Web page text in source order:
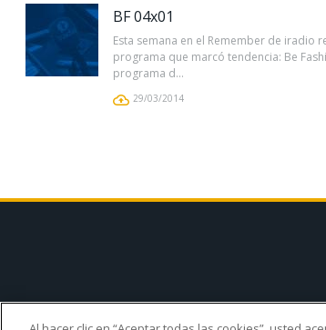
BF 04x01
Esta semana en el Remember de iradio
programa que marcó tendencia: Be
programa d...
29/03/2014